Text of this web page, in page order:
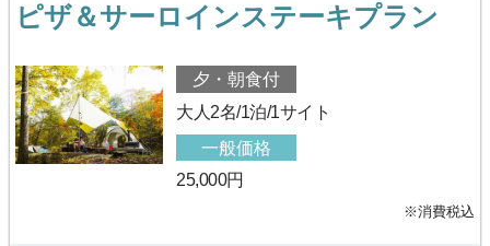
ピザ＆サーロインステーキプラン
夕・朝食付
大人2名/1泊/1サイト
一般価格
25,000円
※消費税込